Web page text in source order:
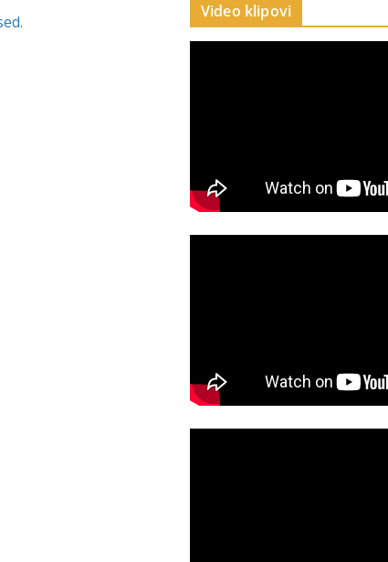
Video klipovi